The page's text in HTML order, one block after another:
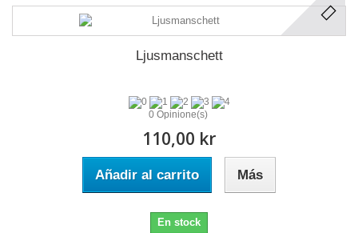
Ljusmanschett
0 Opinione(s)
110,00 kr
Añadir al carrito Más
En stock